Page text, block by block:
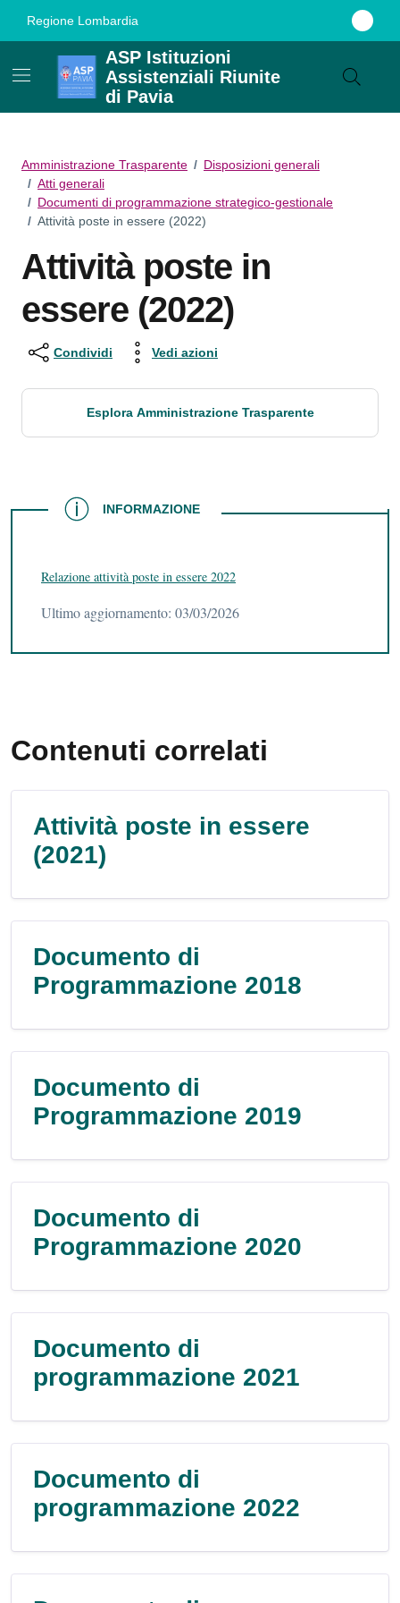
Regione Lombardia
ASP Istituzioni
Assistenziali Riunite
di Pavia
Amministrazione Trasparente / Disposizioni generali
/ Atti generali
/ Documenti di programmazione strategico-gestionale
/ Attività poste in essere (2022)
Attività poste in
essere (2022)
Condividi Vedi azioni
Esplora Amministrazione Trasparente
INFORMAZIONE
INFORMAZIONE
Relazione attività poste in essere 2022
Ultimo aggiornamento: 03/03/2026
Contenuti correlati
Attività poste in essere
(2021)
Documento di
Programmazione 2018
Documento di
Programmazione 2019
Documento di
Programmazione 2020
Documento di
programmazione 2021
Documento di
programmazione 2022